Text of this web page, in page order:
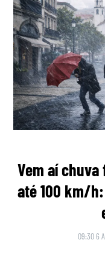
Vem aí
até 100 km/h:
09:30 6